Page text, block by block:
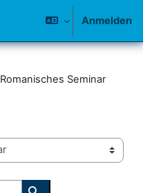
Anmelden
Romanisches Seminar